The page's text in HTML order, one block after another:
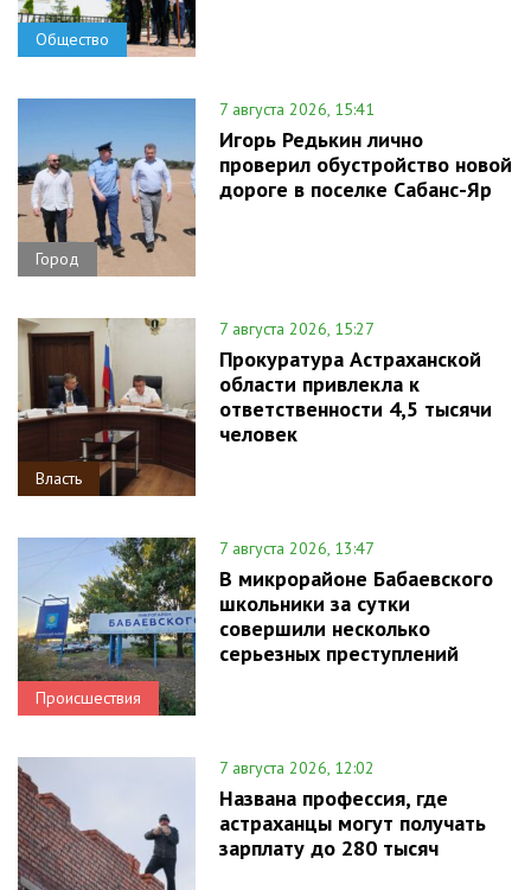
Общество
Город
7 августа 2026, 15:41
Игорь Редькин лично
проверил обустройство новой
дороге в поселке Сабанс-Яр
Власть
7 августа 2026, 15:27
Прокуратура Астраханской
области привлекла к
ответственности 4,5 тысячи
человек
Происшествия
7 августа 2026, 13:47
В микрорайоне Бабаевского
школьники за сутки
совершили несколько
серьезных преступлений
7 августа 2026, 12:02
Названа профессия, где
астраханцы могут получать
зарплату до 280 тысяч